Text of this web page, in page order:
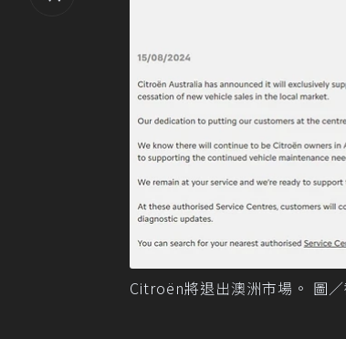
Citroën將退出澳洲市場。 圖